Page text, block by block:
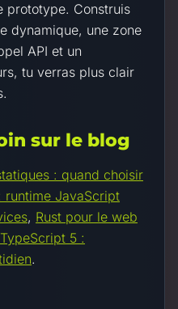
prototype. Construis
dynamique, une zone
API et un
tu verras plus clair
sur le blog
: quand choisir
runtime JavaScript
, Rust pour le web
TypeScript 5 :
.